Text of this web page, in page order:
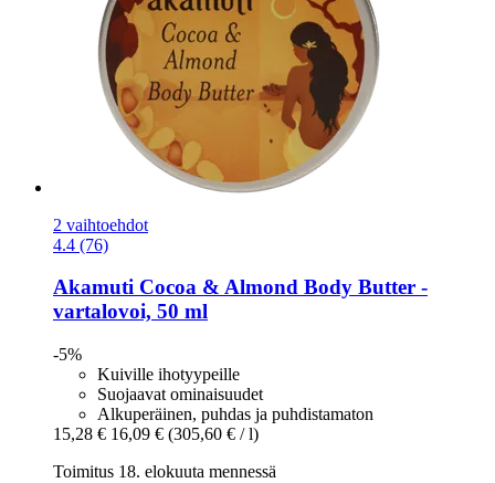
2 vaihtoehdot
4.4 (76)
Akamuti Cocoa & Almond Body Butter -​
vartalovoi, 50 ml
-5%
Kuiville ihotyypeille
Suojaavat ominaisuudet
Alkuperäinen, puhdas ja puhdistamaton
15,28 € 16,09 € (305,60 € / l)
Toimitus 18. elokuuta mennessä